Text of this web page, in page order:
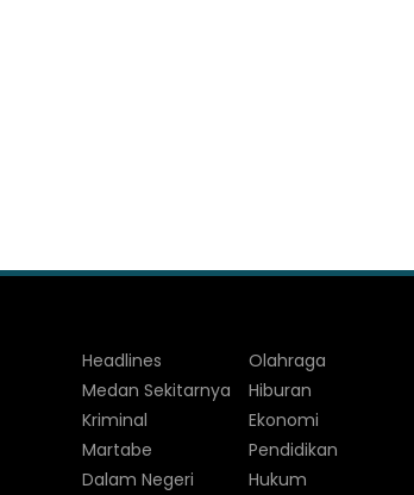
Headlines
Medan Sekitarnya
Kriminal
Martabe
Dalam Negeri
Olahraga
Hiburan
Ekonomi
Pendidikan
Hukum